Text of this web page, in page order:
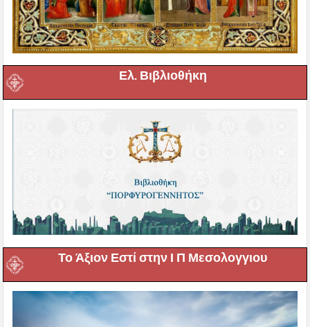
Ελ. Βιβλιοθήκη
Το Άξιον Εστί στην Ι Π Μεσολογγιου